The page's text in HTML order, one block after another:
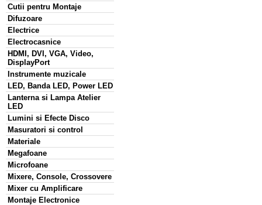
Cutii pentru Montaje
Difuzoare
Electrice
Electrocasnice
HDMI, DVI, VGA, Video,
DisplayPort
Instrumente muzicale
LED, Banda LED, Power LED
Lanterna si Lampa Atelier
LED
Lumini si Efecte Disco
Masuratori si control
Materiale
Megafoane
Microfoane
Mixere, Console, Crossovere
Mixer cu Amplificare
Montaje Electronice